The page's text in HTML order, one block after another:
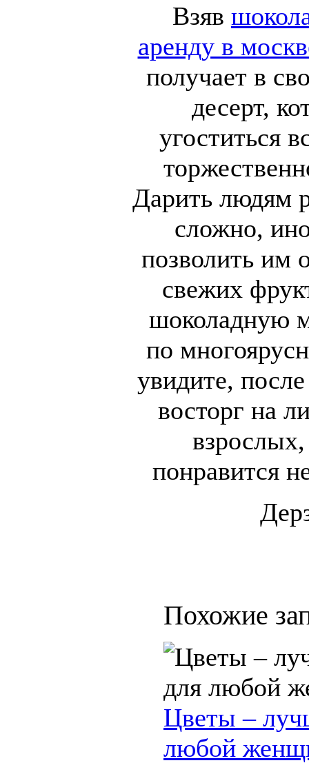
Взяв
аренду в
получает в
десерт,
угоститься
Дарить людям
сложно,
позволить им
свежих
шоколадную
по
увидите,
восторг на
понравится
Похожие
Цветы –
любой